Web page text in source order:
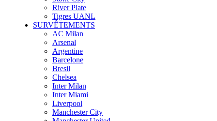
River Plate
Tigres UANL
SURVÊTEMENTS
AC Milan
Arsenal
Argentine
Barcelone
Bresil
Chelsea
Inter Milan
Inter Miami
Liverpool
Manchester City